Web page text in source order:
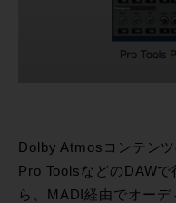
Dolby Atmosコンテン
Pro ToolsなどのDAW
ら、MADI経由でオーデ